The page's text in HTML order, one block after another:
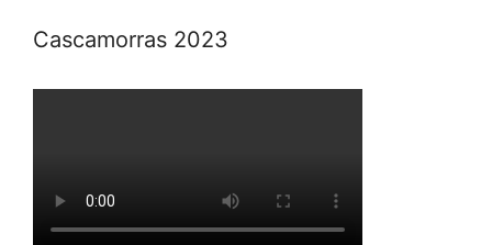
Cascamorras 2023